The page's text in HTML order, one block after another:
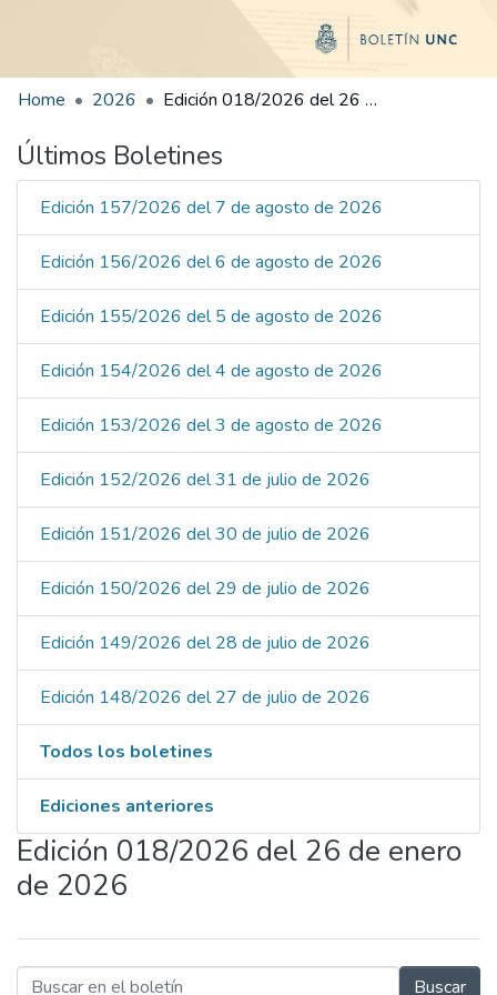
Home 2026 Edición 018/2026 del 26 de enero de 2026
Últimos Boletines
Edición 157/2026 del 7 de agosto de 2026
Edición 156/2026 del 6 de agosto de 2026
Edición 155/2026 del 5 de agosto de 2026
Edición 154/2026 del 4 de agosto de 2026
Edición 153/2026 del 3 de agosto de 2026
Edición 152/2026 del 31 de julio de 2026
Edición 151/2026 del 30 de julio de 2026
Edición 150/2026 del 29 de julio de 2026
Edición 149/2026 del 28 de julio de 2026
Edición 148/2026 del 27 de julio de 2026
Todos los boletines
Ediciones anteriores
Edición 018/2026 del 26 de enero
de 2026
Buscar